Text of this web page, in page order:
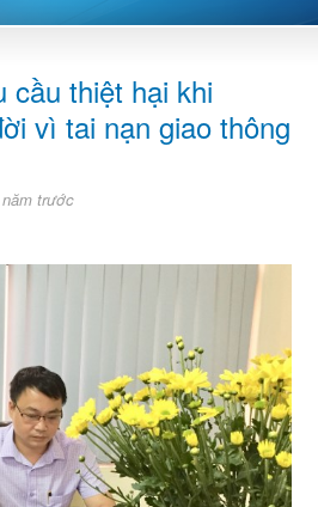
cầu thiệt hại khi
vì tai nạn giao thông
trước